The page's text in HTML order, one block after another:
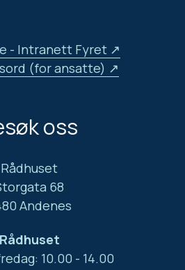
- Intranett Fyret
(for ansatte)
oss
Rådhuset
68
Andenes
Rådhuset
10.00 - 14.00